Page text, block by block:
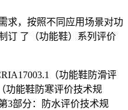
求，按照不同应用场景对功
订 了（功能鞋）系列评价
（功能鞋防滑评
功能鞋防寒评价技术规
3部分：防水评价技术规